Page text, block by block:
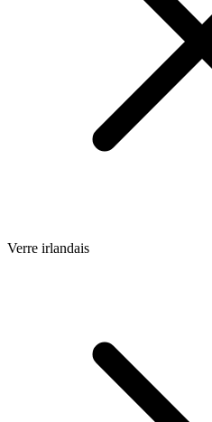
Verre irlandais